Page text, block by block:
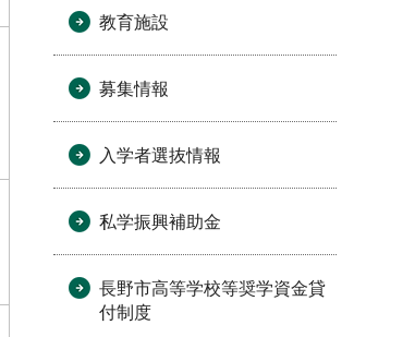
教育施設
募集情報
入学者選抜情報
私学振興補助金
長野市高等学校等奨学資金貸
付制度